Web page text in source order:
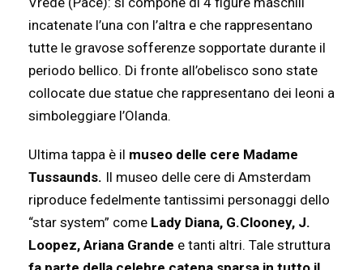
incatenate l’una con l’altra e che rappresentano
tutte le gravose sofferenze sopportate durante il
periodo bellico. Di fronte all’obelisco sono state
collocate due statue che rappresentano dei leoni a
simboleggiare l’Olanda.
Ultima tappa è il museo delle cere Madame
Tussaunds. Il museo delle cere di Amsterdam
riproduce fedelmente tantissimi personaggi dello
“star system” come Lady Diana, G.Clooney, J.
Loopez, Ariana Grande e tanti altri. Tale struttura